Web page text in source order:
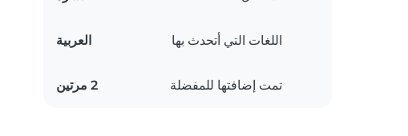
اللغات التي أتحدث بها العربية
تمت إضافتها للمفضلة 2 مرتين